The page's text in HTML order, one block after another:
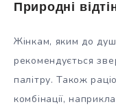
Природні
Жінкам, яким до
рекомендується
палітру. Також
комбінації,